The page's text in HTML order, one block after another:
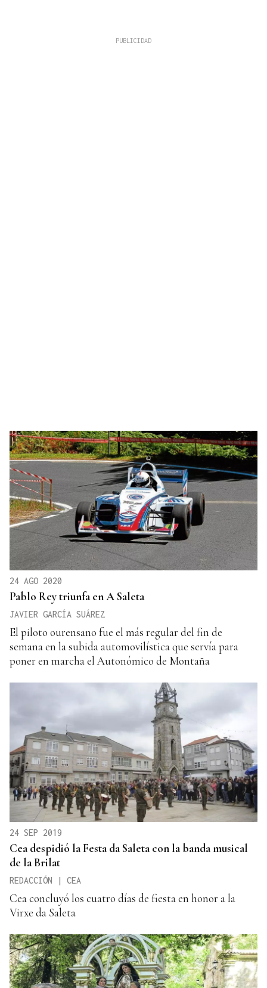
24 AGO 2020
Pablo Rey triunfa en A Saleta
JAVIER GARCÍA SUÁREZ
El piloto ourensano fue el más regular del fin de
semana en la subida automovilística que servía para
poner en marcha el Autonómico de Montaña
24 SEP 2019
Cea despidió la Festa da Saleta con la banda musical
de la Brilat
REDACCIÓN | CEA
Cea concluyó los cuatro días de fiesta en honor a la
Virxe da Saleta